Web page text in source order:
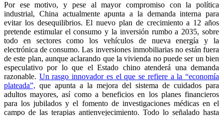
Por ese motivo, y pese al mayor compromiso con la política
industrial, China actualmente apunta a la demanda interna para
evitar los desequilibrios. El nuevo plan de crecimiento a 12 años
pretende estimular el consumo y la inversión rumbo a 2035, sobre
todo en sectores como los vehículos de nueva energía y la
electrónica de consumo. Las inversiones inmobiliarias no están fuera
de este plan, aunque aclarando que la vivienda no puede ser un bien
especulativo por lo que el Estado chino atenderá una demanda
razonable. Un rasgo innovador es el que se refiere a la “economía
plateada”, que apunta a la mejora del sistema de cuidados para
adultos mayores, así como a beneficios en los planes financieros
para los jubilados y el fomento de investigaciones médicas en el
campo de las terapias antienvejecimiento. Todo lo señalado hasta